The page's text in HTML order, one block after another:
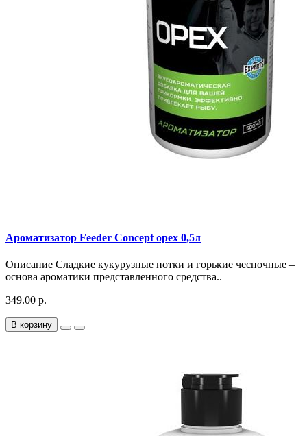
Ароматизатор Feeder Concept орех 0,5л
Описание Сладкие кукурузные нотки и горькие чесночные –
основа ароматики представленного средства..
349.00 р.
В корзину